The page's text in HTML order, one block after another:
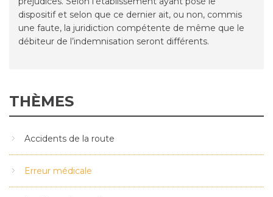
dispositif et selon que ce dernier ait, ou non, commis
une faute, la juridiction compétente de même que le
débiteur de l’indemnisation seront différents.
THÈMES
Accidents de la route
Erreur médicale